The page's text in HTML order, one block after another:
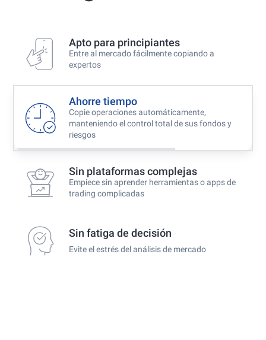
Global Brands Magazine Awards 2023
Apto para principiantes
Entre al mercado fácilmente copiando a
expertos
Ahorre tiempo
Copie operaciones automáticamente,
manteniendo el control total de sus fondos y
riesgos
Sin plataformas complejas
Empiece sin aprender herramientas o apps de
trading complicadas
Sin fatiga de decisión
Evite el estrés del análisis de mercado